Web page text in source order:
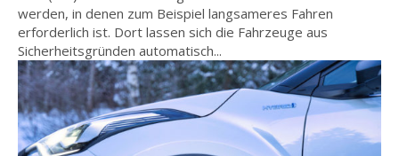
werden, in denen zum Beispiel langsameres Fahren
erforderlich ist. Dort lassen sich die Fahrzeuge aus
Sicherheitsgründen automatisch...